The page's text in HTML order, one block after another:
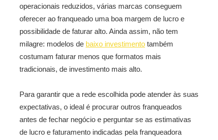
operacionais reduzidos, várias marcas conseguem
oferecer ao franqueado uma boa margem de lucro e
possibilidade de faturar alto. Ainda assim, não tem
milagre: modelos de baixo investimento também
costumam faturar menos que formatos mais
tradicionais, de investimento mais alto.
Para garantir que a rede escolhida pode atender às suas
expectativas, o ideal é procurar outros franqueados
antes de fechar negócio e perguntar se as estimativas
de lucro e faturamento indicadas pela franqueadora